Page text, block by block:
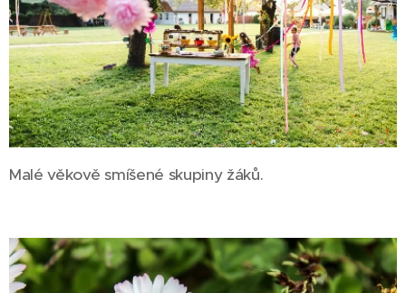
Malé věkově smíšené skupiny žáků.